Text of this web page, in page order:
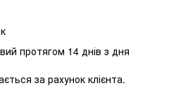
протягом 14 днів з дня
за рахунок клієнта.